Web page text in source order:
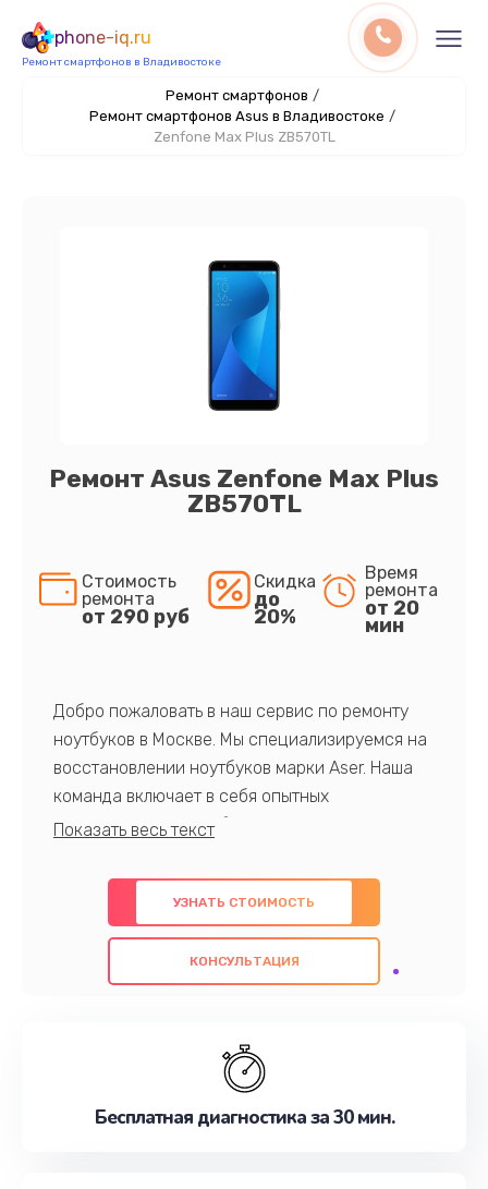
phone-iq.ru
Ремонт смартфонов в Владивостоке
Ремонт смартфонов /
Ремонт смартфонов Asus в Владивостоке /
Zenfone Max Plus ZB570TL
Ремонт Asus Zenfone Max Plus
ZB570TL
Стоимость
ремонта
от 290 руб
Скидка
до
20%
Время
ремонта
от 20
мин
Добро пожаловать в наш сервис по ремонту
ноутбуков в Москве. Мы специализируемся на
восстановлении ноутбуков марки Aser. Наша
команда включает в себя опытных
профессионалов с обширными знаниями и
предлагаем быстрый и качественный ремонт с
использованием оригинальных компонентов, а
также гарантируем качество всех
проведенных работ. Наша цель - предоставить
наилучшим образом. Не медлите записаться на
УЗНАТЬ СТОИМОСТЬ
КОНСУЛЬТАЦИЯ
Бесплатная диагностика за 30 мин.